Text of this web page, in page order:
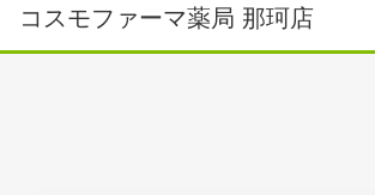
コスモファーマ薬局 那珂店